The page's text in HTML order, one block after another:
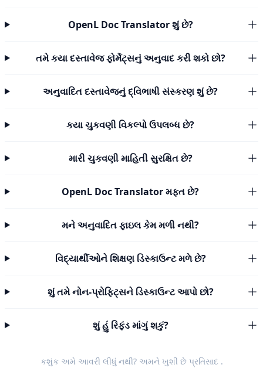
OpenL Doc Translator શું છે?
તમે કયા દસ્તાવેજ ફોર્મેટ્સનું અનુવાદ કરી શકો છો?
અનુવાદિત દસ્તાવેજનું દ્વિભાષી સંસ્કરણ શું છે?
કયા ચુકવણી વિકલ્પો ઉપલબ્ધ છે?
મારી ચુકવણી માહિતી સુરક્ષિત છે?
OpenL Doc Translator મફત છે?
મને અનુવાદિત ફાઇલ કેમ મળી નથી?
વિદ્યાર્થીઓને શિક્ષણ ડિસ્કાઉન્ટ મળે છે?
શું તમે નોન-પ્રોફિટ્સને ડિસ્કાઉન્ટ આપો છો?
શું હું રિફંડ માંગું શકું?
કશુંક અમે આવરી લીધું નથી? અમને ખુશી છે પ્રતિસાદ .